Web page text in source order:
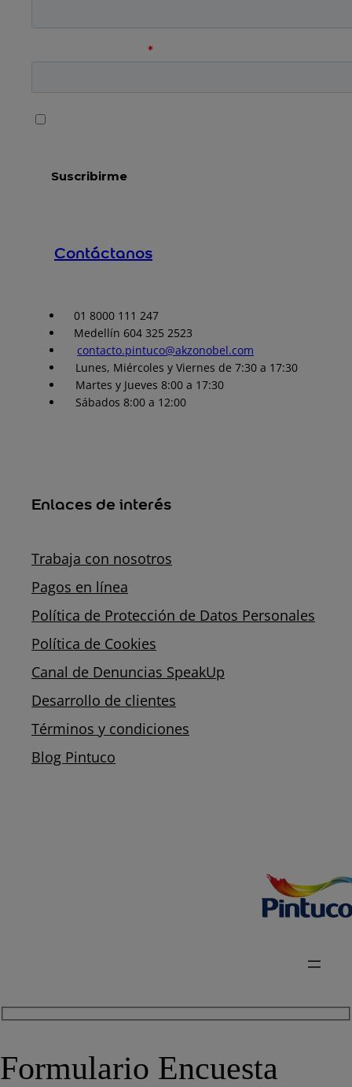
Contáctanos
01 8000 111 247
Medellín 604 325 2523
contacto.pintuco@akzonobel.com
Lunes, Miércoles y Viernes de 7:30 a 17:30
Martes y Jueves 8:00 a 17:30
Sábados 8:00 a 12:00
Enlaces de interés
Trabaja con nosotros
Pagos en línea
Política de Protección de Datos Personales
Política de Cookies
Canal de Denuncias SpeakUp
Desarrollo de clientes
Términos y condiciones
Blog Pintuco
Formulario Encuesta